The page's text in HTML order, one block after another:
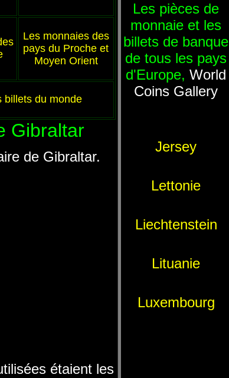
Les monnaies des
pays du Proche et
Moyen Orient
billets du monde
Gibraltar
de Gibraltar.
étaient les
Les pièces de
monnaie et les
billets de banque
de tous les pays
d'Europe, World
Coins Gallery
Jersey
Lettonie
Liechtenstein
Lituanie
Luxembourg